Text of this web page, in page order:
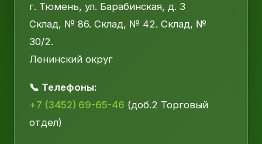
г. Тюмень, ул. Барабинская, д. 3
Склад, № 86. Склад, № 42. Склад, №
30/2.
Ленинский округ
📞 Телефоны:
+7 (3452) 69-65-46 (доб.2 Торговый
отдел)